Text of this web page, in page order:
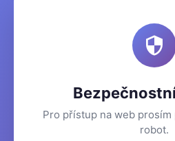
Pro přístup na web
robot.